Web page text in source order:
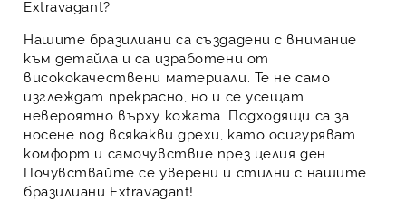
Extravagant?
Нашите бразилиани са създадени с внимание
към детайла и са изработени от
висококачествени материали. Те не само
изглеждат прекрасно, но и се усещат
невероятно върху кожата. Подходящи са за
носене под всякакви дрехи, като осигуряват
комфорт и самочувствие през целия ден.
Почувствайте се уверени и стилни с нашите
бразилиани Extravagant!